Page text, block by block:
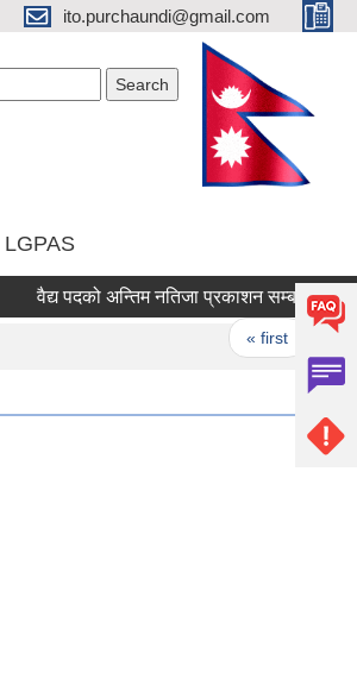
ito.purchaundi@gmail.com
LGPAS
वैद्य पदको अन्तिम नतिजा प्रकाशन सम्बन्धमा ।
« first ‹